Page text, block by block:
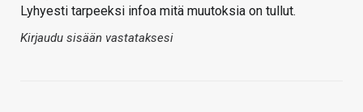
Lyhyesti tarpeeksi infoa mitä muutoksia on tullut.
Kirjaudu sisään vastataksesi